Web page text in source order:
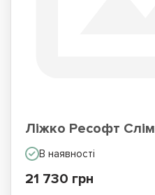
Ліжко Ресофт Слім
В наявності
21 730 грн